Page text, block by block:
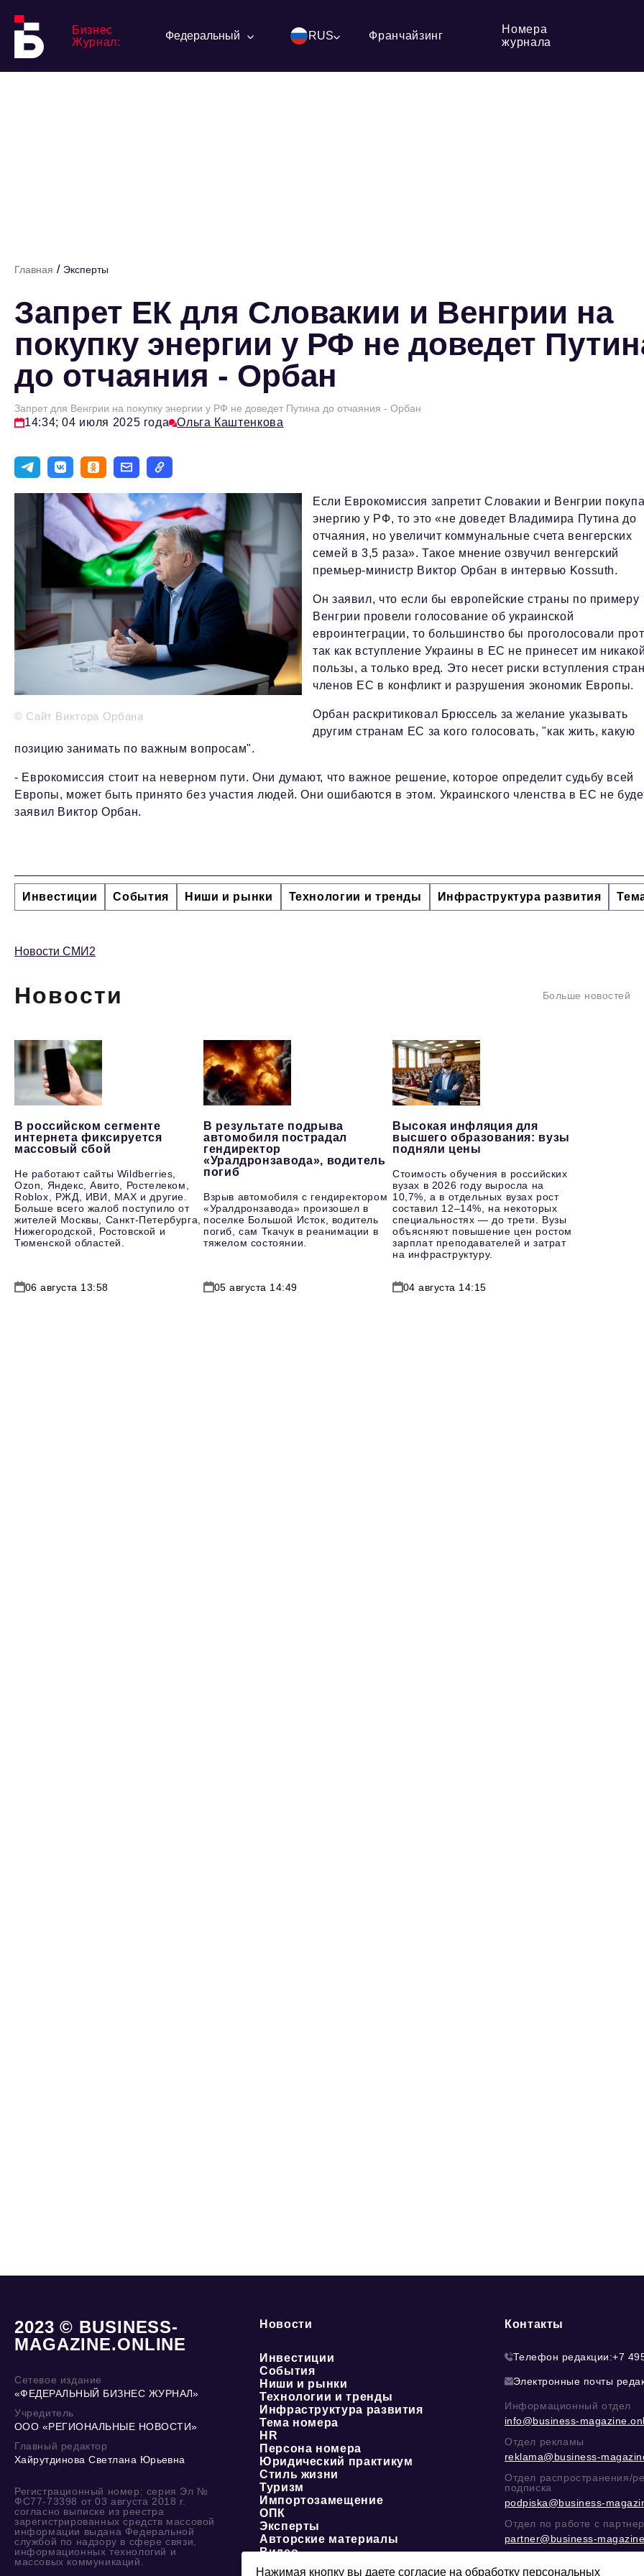
Бизнес
Журнал:
Федеральный RUS Франчайзинг
Номера
журнала
Главная / Эксперты
Запрет ЕК для Словакии и Венгрии на
покупку энергии у РФ не доведет
до отчаяния - Орбан
Запрет для Венгрии на покупку энергии у РФ не доведет Путина до отчаяния - Орбан
14:34; 04 июля 2025 года Ольга Каштенкова
© Сайт Виктора Орбана
Если Еврокомиссия запретит Словакии и Венгрии
энергию у РФ, то это «не доведет Владимира Путина до
отчаяния, но увеличит коммунальные счета венгерских
семей в 3,5 раза». Такое мнение озвучил венгерский
премьер-министр Виктор Орбан в интервью Kossuth.
Он заявил, что если бы европейские страны по примеру
Венгрии провели голосование об украинской
евроинтеграции, то большинство бы проголосовали
так как вступление Украины в ЕС не принесет им никакой
пользы, а только вред. Это несет риски вступления
членов ЕС в конфликт и разрушения экономик Европы.
Орбан раскритиковал Брюссель за желание указывать
другим странам ЕС за кого голосовать, "как жить, какую
позицию занимать по важным вопросам".
- Еврокомиссия стоит на неверном пути. Они думают, что важное решение, которое определит судьбу всей
Европы, может быть принято без участия людей. Они ошибаются в этом. Украинского членства в ЕС не
заявил Виктор Орбан.
Инвестиции События Ниши и рынки Технологии и тренды Инфраструктура развития
Новости СМИ2
Новости Больше новостей
В российском сегменте
интернета фиксируется
массовый сбой
Не работают сайты Wildberries,
Ozon, Яндекс, Авито, Ростелеком,
Roblox, РЖД, ИВИ, MAX и другие.
Больше всего жалоб поступило от
жителей Москвы, Санкт-Петербурга,
Нижегородской, Ростовской и
Тюменской областей.
06 августа 13:58
В результате подрыва
автомобиля пострадал
гендиректор
«Уралдронзавода», водитель
погиб
Взрыв автомобиля с гендиректором
«Уралдронзавода» произошел в
поселке Большой Исток, водитель
погиб, сам Ткачук в реанимации в
тяжелом состоянии.
05 августа 14:49
Высокая инфляция для
высшего образования: вузы
подняли цены
Стоимость обучения в российских
вузах в 2026 году выросла на
10,7%, а в отдельных вузах рост
составил 12–14%, на некоторых
специальностях — до трети. Вузы
объясняют повышение цен ростом
зарплат преподавателей и затрат
на инфраструктуру.
04 августа 14:15
2023 © BUSINESS-
MAGAZINE.ONLINE
Сетевое издание
«ФЕДЕРАЛЬНЫЙ БИЗНЕС ЖУРНАЛ»
Учредитель
ООО «РЕГИОНАЛЬНЫЕ НОВОСТИ»
Главный редактор
Хайрутдинова Светлана Юрьевна
Регистрационный номер: серия Эл №
ФС77-73398 от 03 августа 2018 г.
согласно выписке из реестра
зарегистрированных средств массовой
информации выдана Федеральной
службой по надзору в сфере связи,
информационных технологий и
массовых коммуникаций.
Новости
Инвестиции
События
Ниши и рынки
Технологии и тренды
Инфраструктура развития
Тема номера
HR
Персона номера
Юридический практикум
Стиль жизни
Туризм
Импортозамещение
ОПК
Эксперты
Авторские материалы
Видео
Контакты
Телефон редакции:+7
Электронные почты
Информационный отдел
info@business-
Отдел рекламы
reklama@business-
Отдел распространения/
подписка
podpiska@business-
Отдел по работе с
partner@business-
@mazovилиMAX
Нажимая кнопку вы даете согласие на обработку персональных